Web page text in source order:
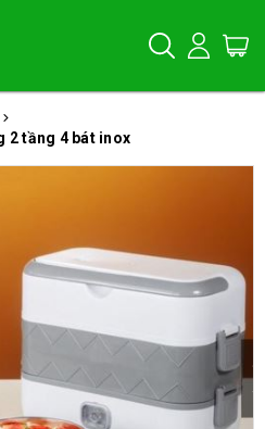
2 tầng 4 bát inox